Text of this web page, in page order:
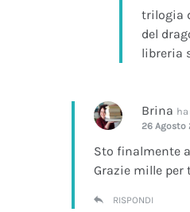
trilogia
del
libreria
Brina
26 Agosto
Sto finalmente
Grazie mille
RISPONDI